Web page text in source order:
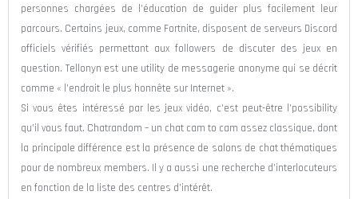
personnes chargées de l’éducation de guider plus facilement leur
parcours. Certains jeux, comme Fortnite, disposent de serveurs Discord
officiels vérifiés permettant aux followers de discuter des jeux en
question. Tellonyn est une utility de messagerie anonyme qui se décrit
comme « l’endroit le plus honnête sur Internet ».
Si vous êtes intéressé par les jeux vidéo, c’est peut-être l’possibility
qu’il vous faut. Chatrandom – un chat cam to cam assez classique, dont
la principale différence est la présence de salons de chat thématiques
pour de nombreux members. Il y a aussi une recherche d’interlocuteurs
en fonction de la liste des centres d’intérêt.